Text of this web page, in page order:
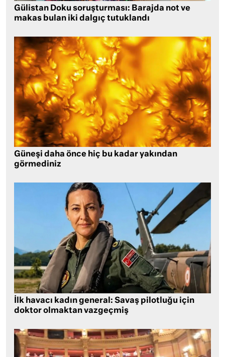
Gülistan Doku soruşturması: Barajda not ve
makas bulan iki dalgıç tutuklandı
Güneşi daha önce hiç bu kadar yakından
görmediniz
İlk havacı kadın general: Savaş pilotluğu için
doktor olmaktan vazgeçmiş